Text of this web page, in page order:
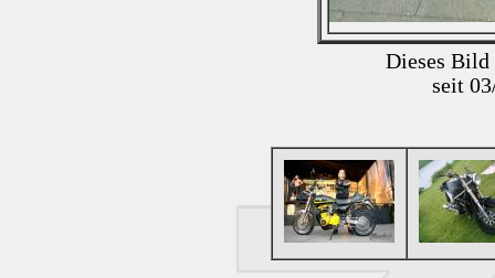
Dieses Bild
seit